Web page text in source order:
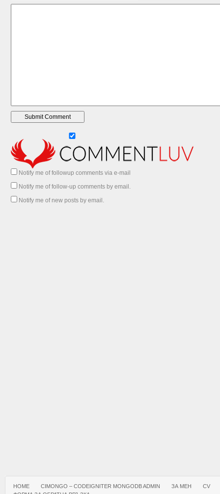
Notify me of followup comments via e-mail
Notify me of follow-up comments by email.
Notify me of new posts by email.
HOME CIMONGO – CODEIGNITER MONGODB ADMIN ЗА МЕН
CV